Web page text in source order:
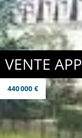
VENTE
440 000 €